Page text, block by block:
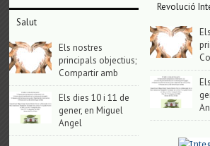
Salut
Els nostres
principals objectius;
Compartir amb
Els dies 10 i 11 de
gener, en Miguel
Angel
Revolució